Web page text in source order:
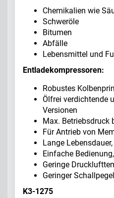
Chemikalien wie
Schweröle
Bitumen
Abfälle
Lebensmittel und
Entladekompressoren:
Robustes
Ölfrei verdichtende
Versionen
Max. Betriebsdruck
Für Antrieb von
Lange
Einfache
Geringe
Geringer Schallpegel
K3-1275